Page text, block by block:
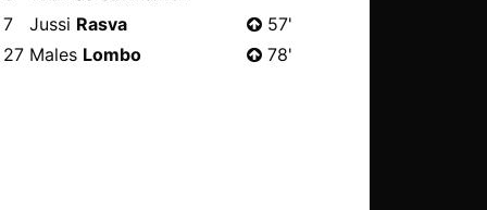
7
Jussi Rasva
57'
27 Males Lombo 78'